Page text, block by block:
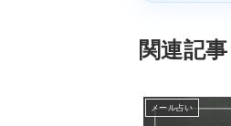
関連記事
メール占い